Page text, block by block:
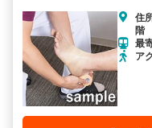
住
階
最
ア